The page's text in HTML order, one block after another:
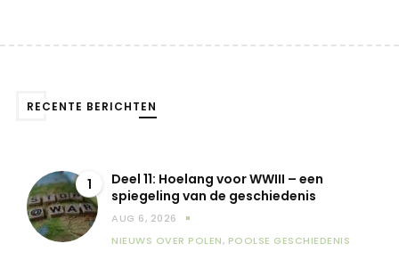
RECENTE BERICHTEN
1
Deel 11: Hoelang voor WWIII – een
spiegeling van de geschiedenis
AUG 6, 2026
NIEUWS OVER POLEN, POOLSE GESCHIEDENIS